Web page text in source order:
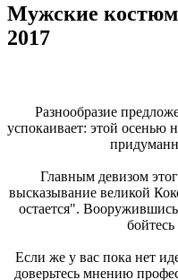
Мужские
2017
Разнообразие
успокаивает: этой осенью
Главным девизом
высказывание великой
остается".
Если же у вас пока нет
доверьтесь мнению